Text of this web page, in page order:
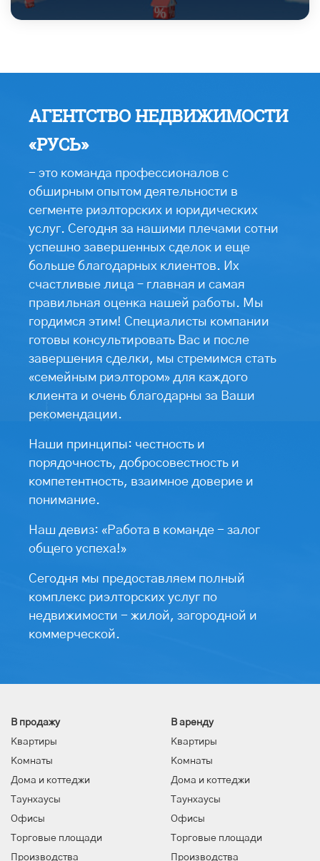
АГЕНТСТВО НЕДВИЖИМОСТИ
«РУСЬ»
- это команда профессионалов с
обширным опытом деятельности в
сегменте риэлторских и юридических
услуг. Сегодня за нашими плечами сотни
успешно завершенных сделок и еще
больше благодарных клиентов. Их
счастливые лица – главная и самая
правильная оценка нашей работы. Мы
гордимся этим! Специалисты компании
готовы консультировать Вас и после
завершения сделки, мы стремимся стать
«семейным риэлтором» для каждого
клиента и очень благодарны за Ваши
рекомендации.
Наши принципы: честность и
порядочность, добросовестность и
компетентность, взаимное доверие и
понимание.
Наш девиз: «Работа в команде - залог
общего успеха!»
Сегодня мы предоставляем полный
комплекс риэлторских услуг по
недвижимости - жилой, загородной и
коммерческой.
В продажу
Квартиры
Комнаты
Дома и коттеджи
Таунхаусы
Офисы
Торговые площади
Производства
В аренду
Квартиры
Комнаты
Дома и коттеджи
Таунхаусы
Офисы
Торговые площади
Производства